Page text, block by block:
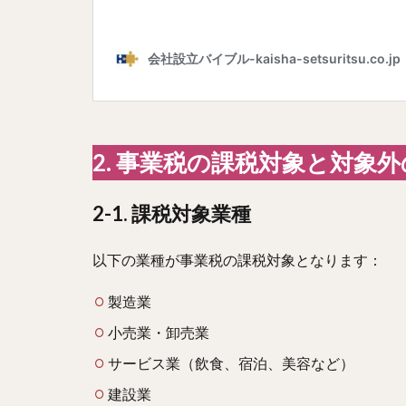
2. 事業税の課税対象と対象
2-1. 課税対象業種
以下の業種が事業税の課税対象となります：
製造業
小売業・卸売業
サービス業（飲食、宿泊、美容など）
建設業